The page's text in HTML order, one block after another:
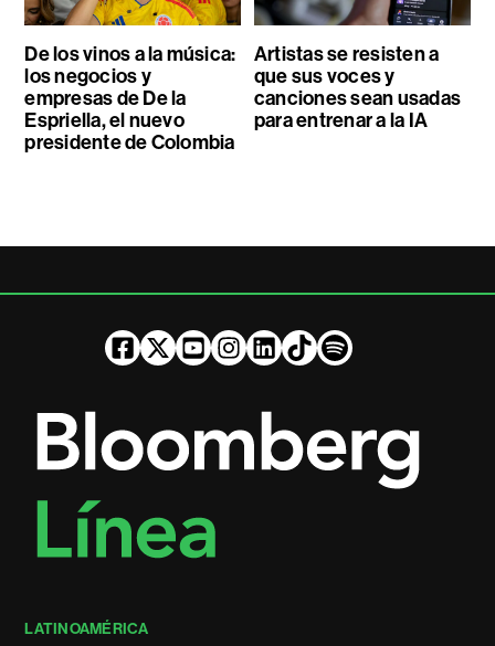
De los vinos a la música:
los negocios y
empresas de De la
Espriella, el nuevo
presidente de Colombia
Artistas se resisten a
que sus voces y
canciones sean usadas
para entrenar a la IA
LATINOAMÉRICA